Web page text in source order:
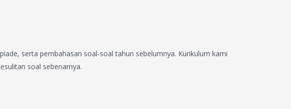
serta pembahasan soal-soal tahun sebelumnya. Kurikulum kami
soal sebenarnya.